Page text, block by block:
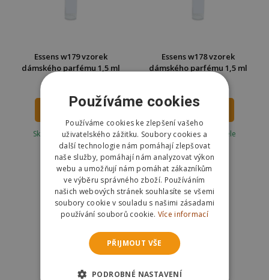
Essens w179 vzorek
dámského parfému 1,5 ml
Skladem u dodavatele
Odešleme13.08.
Essens w178 vzorek
dámského parfému 1,5 ml
Skladem u dodavatele
Odešleme13.08.
Používáme cookies
Používáme cookies ke zlepšení vašeho
uživatelského zážitku. Soubory cookies a
další technologie nám pomáhají zlepšovat
naše služby, pomáhají nám analyzovat výkon
webu a umožňují nám pomáhat zákazníkům
ve výběru správného zboží. Používáním
našich webových stránek souhlasíte se všemi
soubory cookie v souladu s našimi zásadami
používání souborů cookie. Více informací
PŘIJMOUT VŠE
PODROBNÉ NASTAVENÍ